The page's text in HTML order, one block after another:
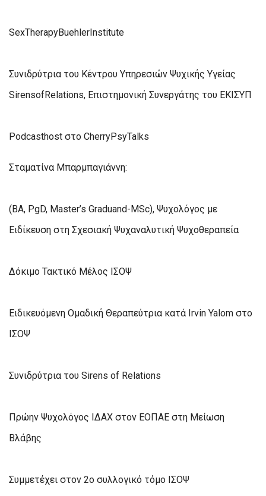
SexTherapyBuehlerInstitute
Συνιδρύτρια του Κέντρου Υπηρεσιών Ψυχικής Υγείας
SirensofRelations, Επιστημονική Συνεργάτης του ΕΚΙΣΥΠ
Podcasthost στο CherryPsyTalks
Σταματίνα Μπαρμπαγιάννη:
(BA, PgD, Master’s Graduand-MSc), Ψυχολόγος με
Ειδίκευση στη Σχεσιακή Ψυχαναλυτική Ψυχοθεραπεία
Δόκιμο Τακτικό Μέλος ΙΣΟΨ
Ειδικευόμενη Ομαδική Θεραπεύτρια κατά Irvin Yalom στο
ΙΣΟΨ
Συνιδρύτρια του Sirens of Relations
Πρώην Ψυχολόγος ΙΔΑΧ στον ΕΟΠΑΕ στη Μείωση
Βλάβης
Συμμετέχει στον 2ο συλλογικό τόμο ΙΣΟΨ